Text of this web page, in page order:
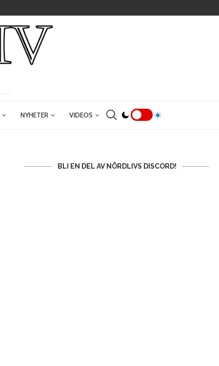
NYHETER VIDEOS
BLI EN DEL AV NÖRDLIVS DISCORD!